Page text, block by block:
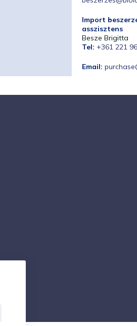
Import
asszisztens
Besze Brigitta
Tel: +361 221
Email: